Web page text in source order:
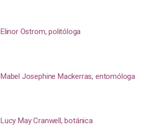
Elinor Ostrom, politóloga
Mabel Josephine Mackerras, entomóloga
Lucy May Cranwell, botánica